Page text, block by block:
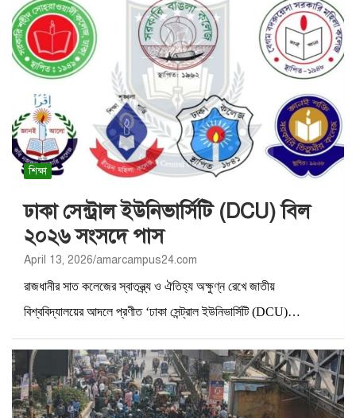
শিক্ষা
ঢাকা সেন্ট্রাল ইউনিভার্সিটি (DCU) বিল
২০২৬ সংসদে পাস
April 13, 2026 amarcampus24.com
রাজধানীর সাত কলেজের স্বাতন্ত্র্য ও ঐতিহ্য অক্ষুণ্ন রেখে জাতীয়
বিশ্ববিদ্যালয়ের আদলে প্রণীত ‘ঢাকা সেন্ট্রাল ইউনিভার্সিটি (DCU)…